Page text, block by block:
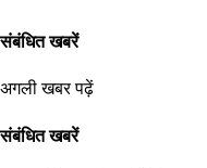
संबंधित खबरें
अगली खबर पढ़ें
संबंधित खबरें